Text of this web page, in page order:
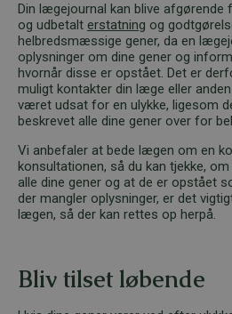
Din lægejournal kan blive afgørende
og udbetalt erstatning og
helbredsmæssige gener, da en
oplysninger om dine gener og
hvornår disse er opstået. Det er
muligt kontakter din læge eller
været udsat for en ulykke, ligesom
beskrevet alle dine gener over for
Vi anbefaler at bede lægen om en
konsultationen, så du kan tjekke,
alle dine gener og at de er opstået
der mangler oplysninger, er det
lægen, så der kan rettes op herpå.
Bliv tilset løbende